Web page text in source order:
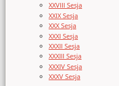
XXVIII Sesja
XXIX Sesja
XXX Sesja
XXXI Sesja
XXXII Sesja
XXXIII Sesja
XXXIV Sesja
XXXV Sesja